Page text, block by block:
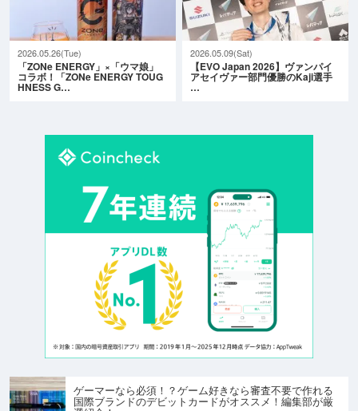
2026.05.26(Tue)
「ZONe ENERGY」×「ウマ娘」
コラボ！「ZONe ENERGY TOUG
HNESS G…
2026.05.09(Sat)
【EVO Japan 2026】ヴァンパイ
アセイヴァー部門優勝のKaji選手
…
ゲーマーなら必須！？ゲーム好きなら審査不要で作れる
国際ブランドのデビットカードがオススメ！編集部が厳